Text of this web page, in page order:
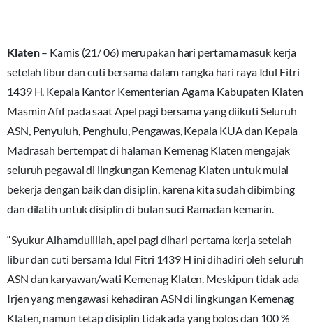
Klaten– Kamis (21/ 06) merupakan hari pertama masuk kerja
setelah libur dan cuti bersama dalam rangka hari raya Idul Fitri
1439 H, Kepala Kantor Kementerian Agama Kabupaten Klaten
Masmin Afif pada saat Apel pagi bersama yang diikuti Seluruh
ASN, Penyuluh, Penghulu, Pengawas, Kepala KUA dan Kepala
Madrasah bertempat di halaman Kemenag Klaten mengajak
seluruh pegawai di lingkungan Kemenag Klaten untuk mulai
bekerja dengan baik dan disiplin, karena kita sudah dibimbing
dan dilatih untuk disiplin di bulan suci Ramadan kemarin.
“Syukur Alhamdulillah, apel pagi dihari pertama kerja setelah
libur dan cuti bersama Idul Fitri 1439 H ini dihadiri oleh seluruh
ASN dan karyawan/wati Kemenag Klaten. Meskipun tidak ada
Irjen yang mengawasi kehadiran ASN di lingkungan Kemenag
Klaten, namun tetap disiplin tidak ada yang bolos dan 100 %